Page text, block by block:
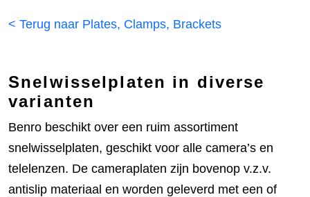
< Terug naar Plates, Clamps, Brackets
Snelwisselplaten in diverse
varianten
Benro beschikt over een ruim assortiment
snelwisselplaten, geschikt voor alle camera’s en
telelenzen. De cameraplaten zijn bovenop v.z.v.
antislip materiaal en worden geleverd met een of